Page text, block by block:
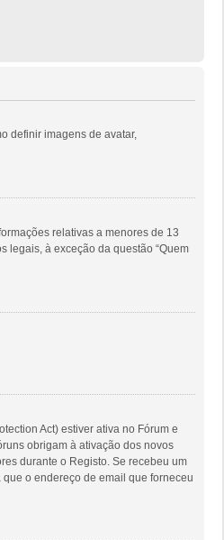
definir imagens de avatar,
relativas a menores de 13
legais, à exceção da questão “Quem
Act) estiver ativa no Fórum e
obrigam à ativação dos novos
durante o Registo. Se recebeu um
o endereço de email que forneceu